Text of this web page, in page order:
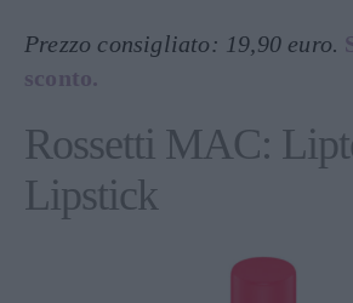
Prezzo consigliato: 19,90 euro.
sconto.
Rossetti MAC:
Lipstick